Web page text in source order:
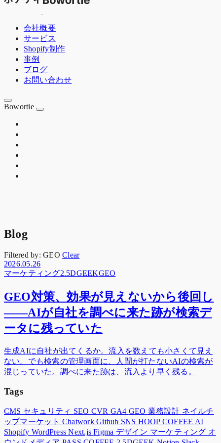
会社概要
サービス
Shopify制作
事例
ブログ
お問い合わせ
Bowortie
Blog
Filtered by: GEO Clear
2026.05.26
マーケティング2.5DGEEKGEO
GEO対策、効果が見えないから後回し
——AIが自社を調べに来た跡が検索デ
ータに残っていた
生成AIに自社が出てくるか。流入を数えても小さくて見え
ない。でも検索の管理画面に、人間が打たないAIの検索が
混じっていた。調べに来た跡は、流入より早く残る。
Tags
CMS セキュリティ SEO CVR GA4 GEO 業務設計 ネイルチ
ップマーケット ChatworkGithub SNS HOOP COFFEE AI
Shopify WordPressNext.jsFigma デザイン マーケティング オ